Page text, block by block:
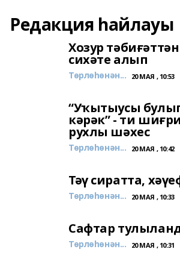
Редакция һайлауы
Хозур
сихәте алып
Төрлөһөнән... 20 МАЯ , 10:53
“Уҡытыусы
кәрәк” - ти
рухлы шәхес
Төрлөһөнән... 20 МАЯ , 10:42
Тәү сиратта,
Төрлөһөнән... 20 МАЯ , 10:33
Сафтар
Төрлөһөнән... 20 МАЯ , 10:31